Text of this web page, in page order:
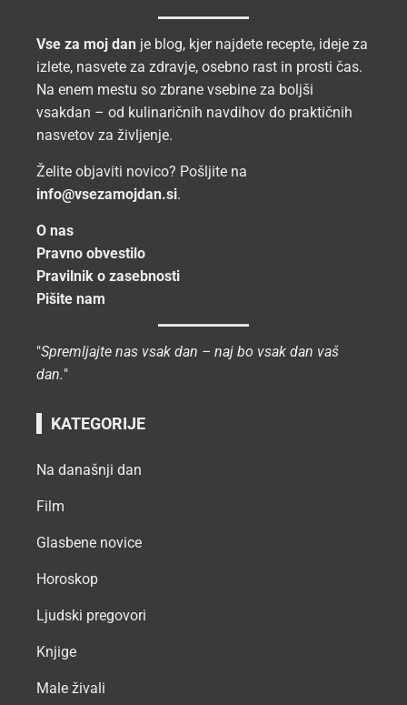
Vse za moj dan je blog, kjer najdete recepte, ideje za
izlete, nasvete za zdravje, osebno rast in prosti čas.
Na enem mestu so zbrane vsebine za boljši
vsakdan – od kulinaričnih navdihov do praktičnih
nasvetov za življenje.
Želite objaviti novico? Pošljite na
info@vsezamojdan.si.
O nas
Pravno obvestilo
Pravilnik o zasebnosti
Pišite nam
"Spremljajte nas vsak dan – naj bo vsak dan vaš
dan."
KATEGORIJE
Na današnji dan
Film
Glasbene novice
Horoskop
Ljudski pregovori
Knjige
Male živali